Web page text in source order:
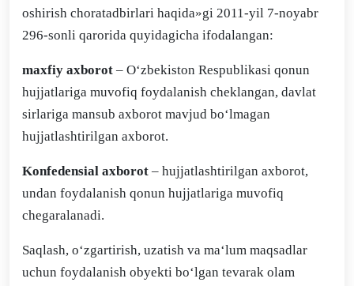
oshirish choratadbirlari haqida»gi 2011-yil 7-noyabr
296-sonli qarorida quyidagicha ifodalangan:
maxfiy axborot – O‘zbekiston Respublikasi qonun
hujjatlariga muvofiq foydalanish cheklangan, davlat
sirlariga mansub axborot mavjud bo‘lmagan
hujjatlashtirilgan axborot.
Konfedensial axborot – hujjatlashtirilgan axborot,
undan foydalanish qonun hujjatlariga muvofiq
chegaralanadi.
Saqlash, o‘zgartirish, uzatish va ma‘lum maqsadlar
uchun foydalanish obyekti bo‘lgan tevarak olam